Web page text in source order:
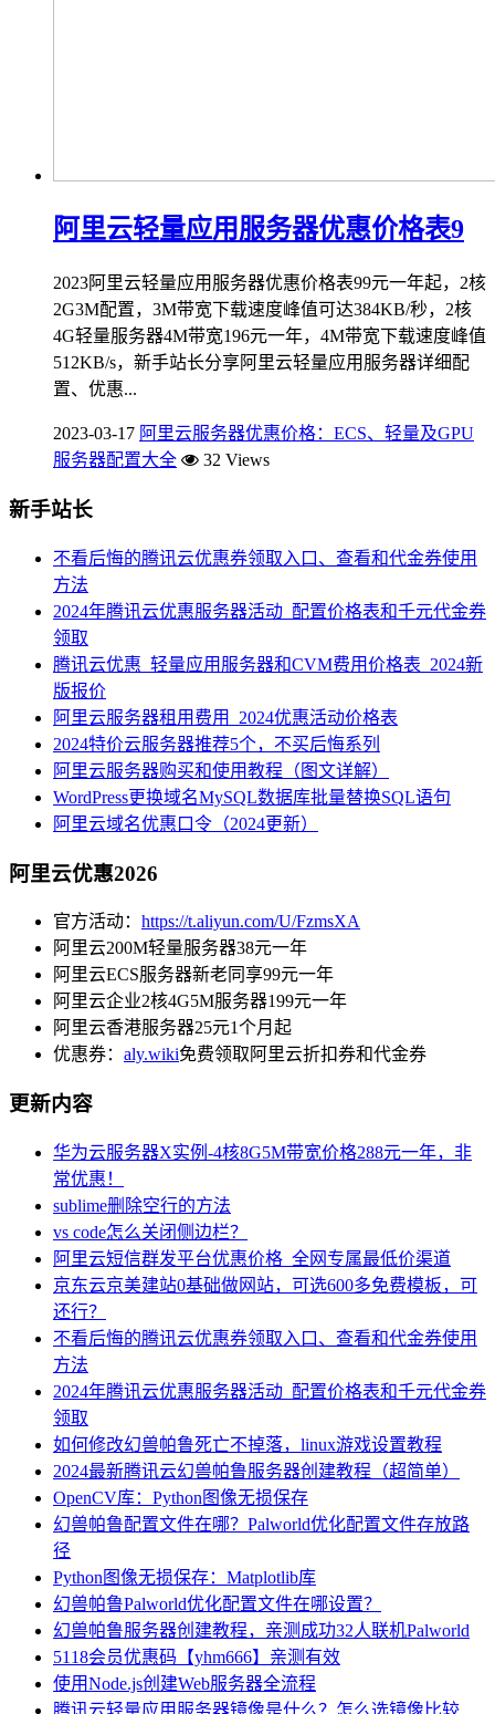
阿里云轻量应用服务器优惠价格表9
2023阿里云轻量应用服务器优惠价格表99元一年起，2核
2G3M配置，3M带宽下载速度峰值可达384KB/秒，2核
4G轻量服务器4M带宽196元一年，4M带宽下载速度峰值
512KB/s，新手站长分享阿里云轻量应用服务器详细配
置、优惠...
2023-03-17 阿里云服务器优惠价格：ECS、轻量及GPU
服务器配置大全
32 Views
新手站长
不看后悔的腾讯云优惠券领取入口、查看和代金券使用
方法
2024年腾讯云优惠服务器活动_配置价格表和千元代金券
领取
腾讯云优惠_轻量应用服务器和CVM费用价格表_2024新
版报价
阿里云服务器租用费用_2024优惠活动价格表
2024特价云服务器推荐5个，不买后悔系列
阿里云服务器购买和使用教程（图文详解）
WordPress更换域名MySQL数据库批量替换SQL语句
阿里云域名优惠口令（2024更新）
阿里云优惠2026
官方活动： https://t.aliyun.com/U/FzmsXA
阿里云200M轻量服务器38元一年
阿里云ECS服务器新老同享99元一年
阿里云企业2核4G5M服务器199元一年
阿里云香港服务器25元1个月起
优惠券： aly.wiki免费领取阿里云折扣券和代金券
更新内容
华为云服务器X实例-4核8G5M带宽价格288元一年，非
常优惠！
sublime删除空行的方法
vs code怎么关闭侧边栏？
阿里云短信群发平台优惠价格_全网专属最低价渠道
京东云京美建站0基础做网站，可选600多免费模板，可
还行？
不看后悔的腾讯云优惠券领取入口、查看和代金券使用
方法
2024年腾讯云优惠服务器活动_配置价格表和千元代金券
领取
如何修改幻兽帕鲁死亡不掉落，linux游戏设置教程
2024最新腾讯云幻兽帕鲁服务器创建教程（超简单）
OpenCV库：Python图像无损保存
幻兽帕鲁配置文件在哪？Palworld优化配置文件存放路
径
Python图像无损保存：Matplotlib库
幻兽帕鲁Palworld优化配置文件在哪设置？
幻兽帕鲁服务器创建教程，亲测成功32人联机Palworld
5118会员优惠码【yhm666】亲测有效
使用Node.js创建Web服务器全流程
腾讯云轻量应用服务器镜像是什么？怎么选镜像比较